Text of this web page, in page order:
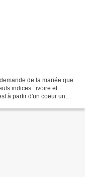
de la mariée que
indices : ivoire et
à partir d'un coeur un